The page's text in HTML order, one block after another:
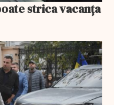
strica vacanța